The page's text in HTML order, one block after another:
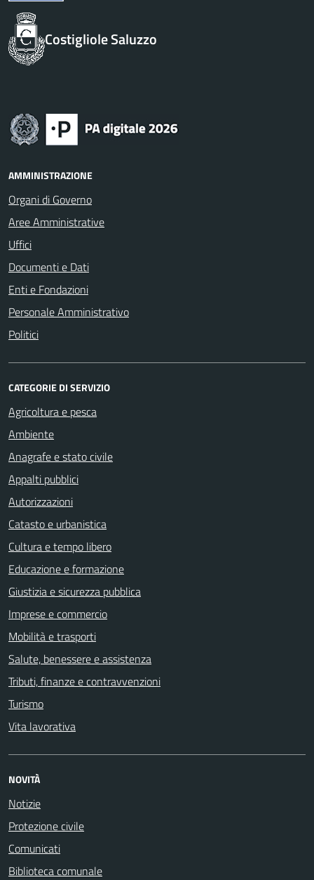
Costigliole Saluzzo
AMMINISTRAZIONE
Organi di Governo
Aree Amministrative
Uffici
Documenti e Dati
Enti e Fondazioni
Personale Amministrativo
Politici
CATEGORIE DI SERVIZIO
Agricoltura e pesca
Ambiente
Anagrafe e stato civile
Appalti pubblici
Autorizzazioni
Catasto e urbanistica
Cultura e tempo libero
Educazione e formazione
Giustizia e sicurezza pubblica
Imprese e commercio
Mobilità e trasporti
Salute, benessere e assistenza
Tributi, finanze e contravvenzioni
Turismo
Vita lavorativa
NOVITÀ
Notizie
Protezione civile
Comunicati
Biblioteca comunale